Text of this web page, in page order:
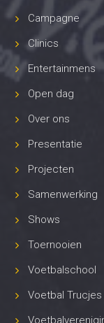
Campagne
Clinics
Entertainmens
Open dag
Over ons
Presentatie
Projecten
Samenwerking
Shows
Toernooien
Voetbalschool
Voetbal Trucjes